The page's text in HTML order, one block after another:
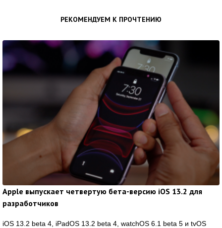
РЕКОМЕНДУЕМ К ПРОЧТЕНИЮ
Apple выпускает четвертую бета-версию iOS 13.2 для
разработчиков
iOS 13.2 beta 4, iPadOS 13.2 beta 4, watchOS 6.1 beta 5 и tvOS